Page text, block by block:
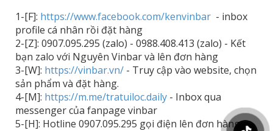
1-[F]: https://www.facebook.com/kenvinbar - inbox
profile cá nhân rồi đặt hàng
2-[Z]: 0907.095.295 (zalo) - 0988.408.413 (zalo) - Kết
bạn zalo với Nguyên Vinbar và lên đơn hàng
3-[W]: https://vinbar.vn/ - Truy cập vào website, chọn
sản phẩm và đặt hàng.
4-[M]: https://m.me/tratuiloc.daily - Inbox qua
messenger của fanpage vinbar
5-[H]: Hotline 0907.095.295 gọi điện lên đơn hàng.